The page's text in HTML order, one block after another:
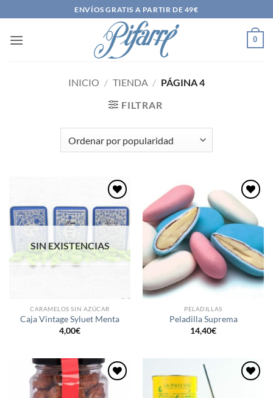
al
contenido
ENVÍOS GRATIS A PARTIR DE 49€
0
INICIO / TIENDA / PÁGINA 4
FILTRAR
Añadir
a la
lista de
SIN EXISTENCIAS
CARAMELOS SIN AZÚCAR
Caja Vintage Syluet Menta
4,00€
Añadir
a la
lista de
PELADILLAS
Peladilla Suprema
14,40€
Añadir